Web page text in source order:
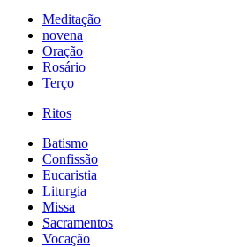
Meditação
novena
Oração
Rosário
Terço
Ritos
Batismo
Confissão
Eucaristia
Liturgia
Missa
Sacramentos
Vocação